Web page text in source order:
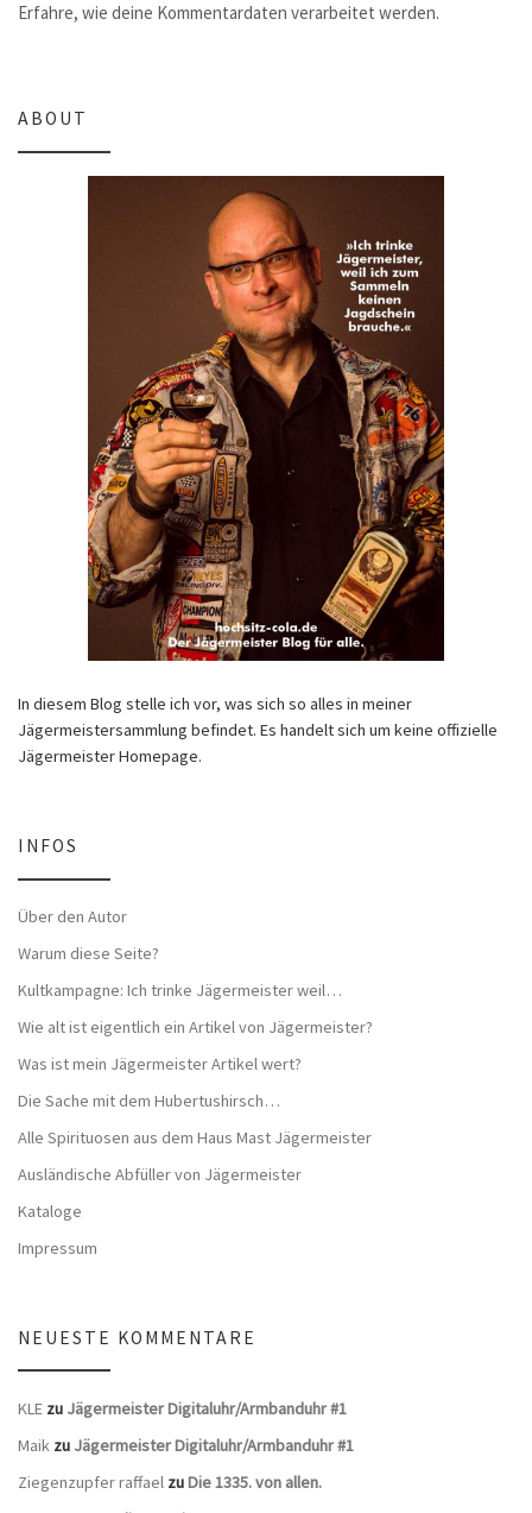
Erfahre, wie deine Kommentardaten verarbeitet werden.
ABOUT
In diesem Blog stelle ich vor, was sich so alles in meiner
Jägermeistersammlung befindet. Es handelt sich um keine offizielle
Jägermeister Homepage.
INFOS
Über den Autor
Warum diese Seite?
Kultkampagne: Ich trinke Jägermeister weil…
Wie alt ist eigentlich ein Artikel von Jägermeister?
Was ist mein Jägermeister Artikel wert?
Die Sache mit dem Hubertushirsch…
Alle Spirituosen aus dem Haus Mast Jägermeister
Ausländische Abfüller von Jägermeister
Kataloge
Impressum
NEUESTE KOMMENTARE
KLE zu Jägermeister Digitaluhr/Armbanduhr #1
Maik zu Jägermeister Digitaluhr/Armbanduhr #1
Ziegenzupfer raffael zuDie 1335. von allen.